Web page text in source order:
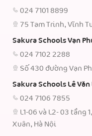
024 7101 8899
75 Tam Trinh, Vĩnh
Sakura Schools Vạn
024 7102 2288
Số 430 đường Vạn
Sakura Schools Lê Văn
024 7106 7855
L1-06 và L2- 03 tầng
Xuân, Hà Nội